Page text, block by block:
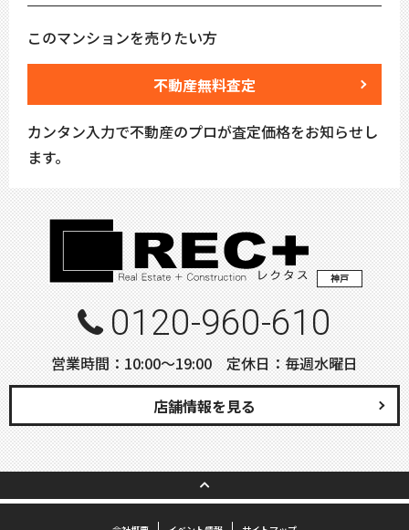
このマンションを売りたい方
不動産無料査定
カンタン入力で不動産のプロが査定価格をお知らせし
ます。
神戸
0120-960-610
営業時間：10:00〜19:00 定休日：毎週水曜日
店舗情報を見る